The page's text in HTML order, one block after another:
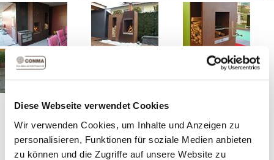
Diese Webseite verwendet Cookies
Wir verwenden Cookies, um Inhalte und Anzeigen zu
personalisieren, Funktionen für soziale Medien anbieten
zu können und die Zugriffe auf unsere Website zu
Unsere Stärke liegt vor allem in der Umsetzung spezieller
Ihnen passende Feuerstelle.